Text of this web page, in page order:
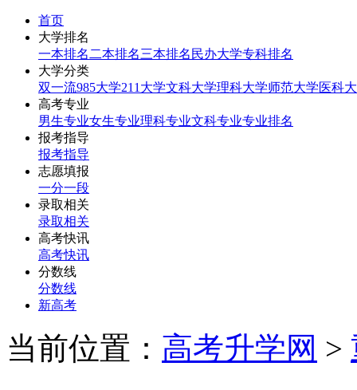
首页
大学排名
一本排名 二本排名三本排名 民办大学专科排名
大学分类
双一流985大学211大学文科大学理科大学师范大学医科
高考专业
男生专业女生专业理科专业文科专业专业排名
报考指导
报考指导
志愿填报
一分一段
录取相关
录取相关
高考快讯
高考快讯
分数线
分数线
新高考
当前位置： 高考升学网 >